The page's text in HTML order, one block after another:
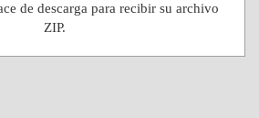
de descarga para recibir su archivo
ZIP.